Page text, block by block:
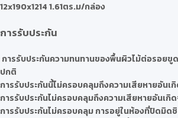
12x190x1214 1.61ตร.ม/กล่อง
การรับประกัน
การรับประกันความทนทานของพื้นผิวไม้ต่อรอยขู
ปกติ
การรับประกันนี้ไม่ครอบคลุมถึงความเสียหายอันเ
การรับประกันไม่ครอบคลุมถึงความเสียหายอันเกิ
การรับประกันไม่ครอบคลุม การอยู่ในห้องที่ปิดมิด